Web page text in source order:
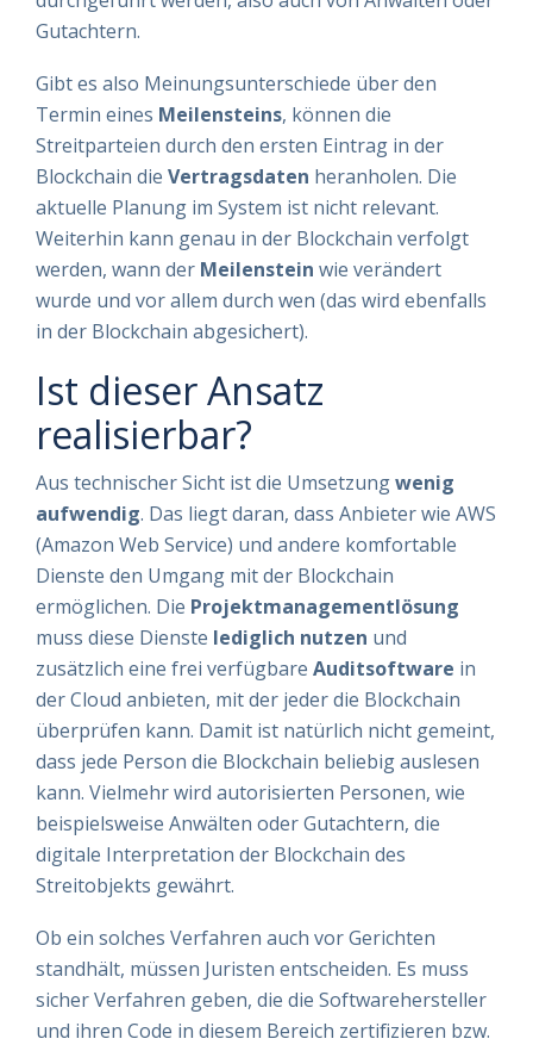
Gutachtern.
Gibt es also Meinungsunterschiede über den
Termin eines Meilensteins, können die
Streitparteien durch den ersten Eintrag in der
Blockchain die Vertragsdaten heranholen. Die
aktuelle Planung im System ist nicht relevant.
Weiterhin kann genau in der Blockchain verfolgt
werden, wann der Meilenstein wie verändert
wurde und vor allem durch wen (das wird ebenfalls
in der Blockchain abgesichert).
Ist dieser Ansatz
realisierbar?
Aus technischer Sicht ist die Umsetzungwenig
aufwendig. Das liegt daran, dass Anbieter wie AWS
(Amazon Web Service) und andere komfortable
Dienste den Umgang mit der Blockchain
ermöglichen. Die Projektmanagementlösung
muss diese Dienste lediglich nutzen und
zusätzlich eine frei verfügbare Auditsoftware in
der Cloud anbieten, mit der jeder die Blockchain
überprüfen kann. Damit ist natürlich nicht gemeint,
dass jede Person die Blockchain beliebig auslesen
kann. Vielmehr wird autorisierten Personen, wie
beispielsweise Anwälten oder Gutachtern, die
digitale Interpretation der Blockchain des
Streitobjekts gewährt.
Ob ein solches Verfahren auch vor Gerichten
standhält, müssen Juristen entscheiden. Es muss
sicher Verfahren geben, die die Softwarehersteller
und ihren Code in diesem Bereich zertifizieren bzw.